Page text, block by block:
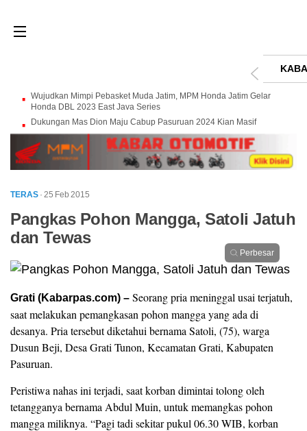
Wujudkan Mimpi Pebasket Muda Jatim, MPM Honda Jatim Gelar
Honda DBL 2023 East Java Series
Dukungan Mas Dion Maju Cabup Pasuruan 2024 Kian Masif
TERAS · 25 Feb 2015
Pangkas Pohon Mangga, Satoli Jatuh
dan Tewas
Perbesar
Grati (Kabarpas.com) – Seorang pria meninggal usai terjatuh,
saat melakukan pemangkasan pohon mangga yang ada di
desanya. Pria tersebut diketahui bernama Satoli, (75), warga
Dusun Beji, Desa Grati Tunon, Kecamatan Grati, Kabupaten
Pasuruan.
Peristiwa nahas ini terjadi, saat korban dimintai tolong oleh
tetangganya bernama Abdul Muin, untuk memangkas pohon
mangga miliknya. “Pagi tadi sekitar pukul 06.30 WIB, korban